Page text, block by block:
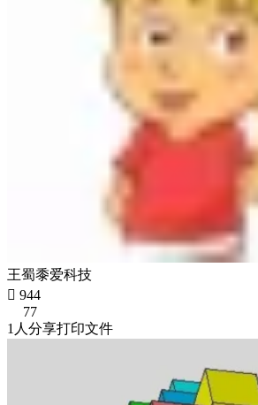
王蜀黍爱科技
 944
77
1人分享打印文件